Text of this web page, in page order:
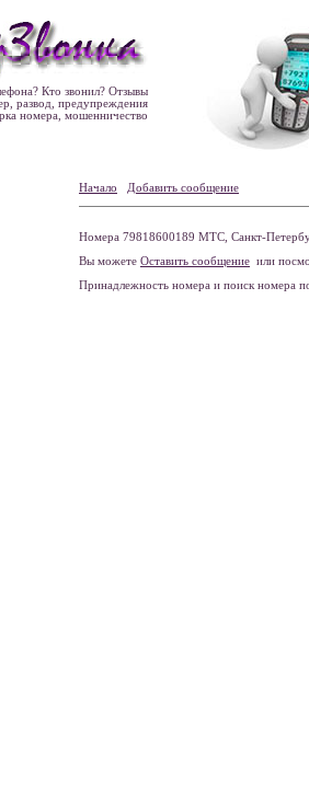
Кто звонил? Отзывы
развод, предупреждения
номера, мошенничество
Начало Добавить сообщение
Номера 79818600189 МТС, Санкт-
Вы можете Оставить сообщение или
Принадлежность номера и поиск номера